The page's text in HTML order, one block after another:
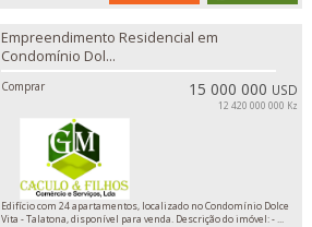
Empreendimento Residencial em
Condomínio Dol...
Comprar 15 000 000 USD
12 420 000 000 Kz
Edifício com 24 apartamentos, localizado no Condomínio Dolce
Vita - Talatona, disponível para venda. Descrição do imóvel: - ...